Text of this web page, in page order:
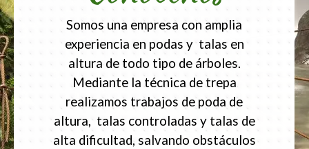
Somos una empresa con amplia
experiencia en podas y talas en
altura de todo tipo de árboles.
Mediante la técnica de trepa
realizamos trabajos de poda de
altura, talas controladas y talas de
alta dificultad, salvando obstáculos